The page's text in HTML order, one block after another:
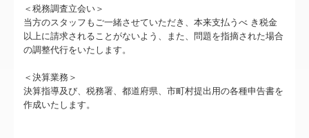
経営者お役立ち情報
社長メニューASP版
社会福祉法人会計Q&A
＜税務調査立会い＞
当方のスタッフもご一緒させていただき、本来支払うべ き税金
以上に請求されることがないよう、また、問題を指摘された場合
の調整代行をいたします。
＜決算業務＞
決算指導及び、税務署、都道府県、市町村提出用の各種申告書を
作成いたします。